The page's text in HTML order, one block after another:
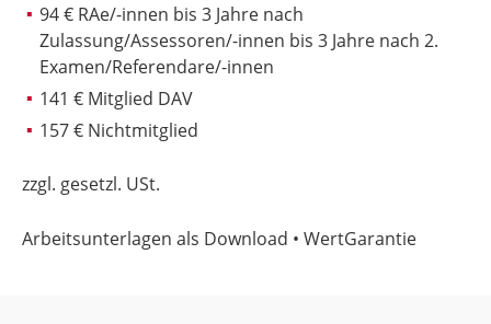
94 € RAe/-innen bis 3 Jahre nach
Zulassung/Assessoren/-innen bis 3 Jahre nach 2.
Examen/Referendare/-innen
141 € Mitglied DAV
157 € Nichtmitglied
zzgl. gesetzl. USt.
Arbeitsunterlagen als Download • WertGarantie